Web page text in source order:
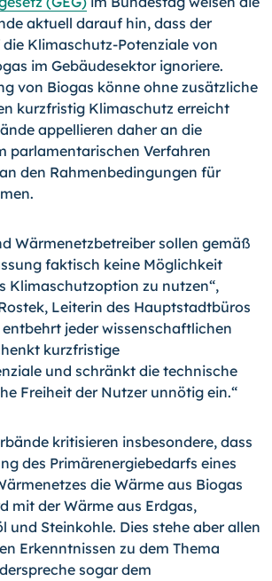
aktuell darauf hin, dass der
Klimaschutz-Potenziale von
im Gebäudesektor ignoriere.
von Biogas könne ohne zusätzliche
kurzfristig Klimaschutz erreicht
appellieren daher an die
parlamentarischen Verfahren
den Rahmenbedingungen für
Wärmenetzbetreiber sollen gemäß
faktisch keine Möglichkeit
Klimaschutzoption zu nutzen“,
Leiterin des Hauptstadtbüros
entbehrt jeder wissenschaftlichen
kurzfristige
und schränkt die technische
Freiheit der Nutzer unnötig ein.“
kritisieren insbesondere, dass
des Primärenergiebedarfs eines
die Wärme aus Biogas
mit der Wärme aus Erdgas,
und Steinkohle. Dies stehe aber allen
Erkenntnissen zu dem Thema
sogar dem